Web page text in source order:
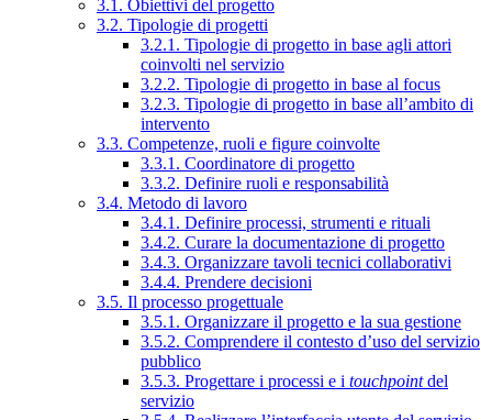
3.1. Obiettivi del progetto
3.2. Tipologie di progetti
3.2.1. Tipologie di progetto in base agli attori
coinvolti nel servizio
3.2.2. Tipologie di progetto in base al focus
3.2.3. Tipologie di progetto in base all’ambito di
intervento
3.3. Competenze, ruoli e figure coinvolte
3.3.1. Coordinatore di progetto
3.3.2. Definire ruoli e responsabilità
3.4. Metodo di lavoro
3.4.1. Definire processi, strumenti e rituali
3.4.2. Curare la documentazione di progetto
3.4.3. Organizzare tavoli tecnici collaborativi
3.4.4. Prendere decisioni
3.5. Il processo progettuale
3.5.1. Organizzare il progetto e la sua gestione
3.5.2. Comprendere il contesto d’uso del servizio
pubblico
3.5.3. Progettare i processi e i touchpointdel
servizio